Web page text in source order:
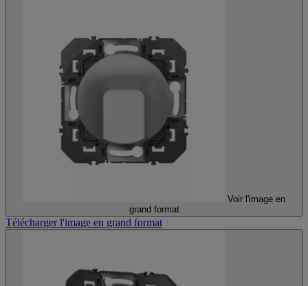
Voir l'image en
grand format
Télécharger l'image en grand format